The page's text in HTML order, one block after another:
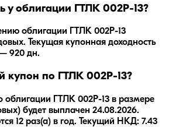
у облигации ГТЛК 002P-13?
облигации ГТЛК 002P-13
Текущая купонная доходность
920 дн.
купон по ГТЛК 002P-13?
ГТЛК 002P-13 в размере
будет выплачен 24.08.2026.
12 раз(а) в год. Текущий НКД: 7.43